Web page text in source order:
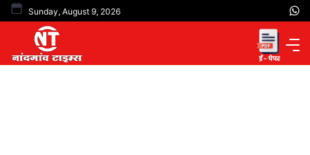
Skip
content
Sunday, August 9, 2026